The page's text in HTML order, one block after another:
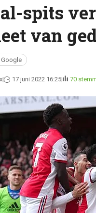
spits
van
17 juni 2022 16:25 70